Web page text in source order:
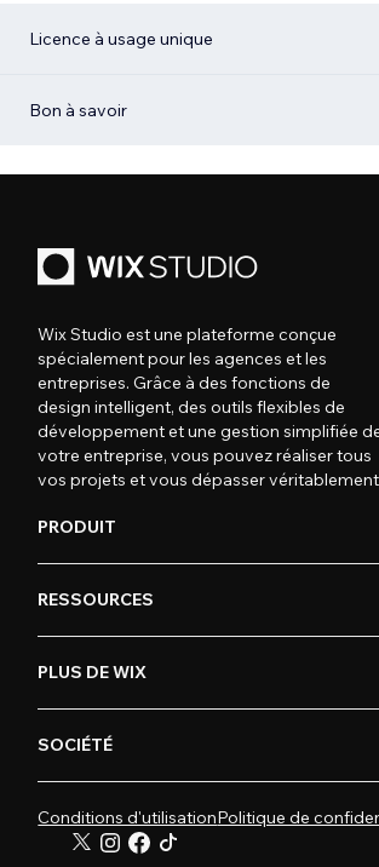
Licence à usage unique
Bon à savoir
Wix Studio est une plateforme conçue
spécialement pour les agences et les
entreprises. Grâce à des fonctions de
design intelligent, des outils flexibles de
développement et une gestion simplifiée
votre entreprise, vous pouvez réaliser tous
vos projets et vous dépasser
PRODUIT
RESSOURCES
PLUS DE WIX
SOCIÉTÉ
Conditions d'utilisationPolitique de